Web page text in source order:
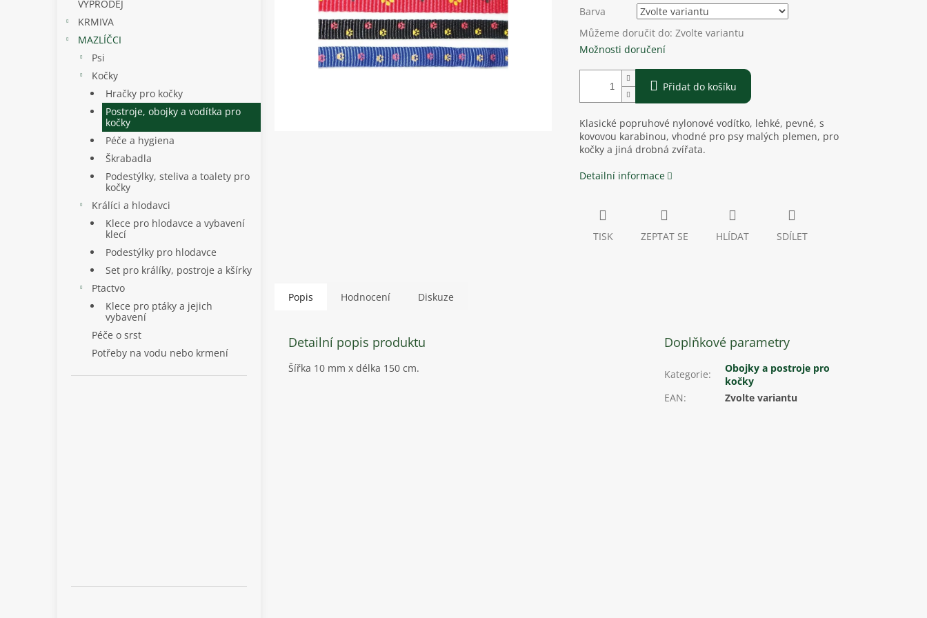
VÝPRODEJ
KRMIVA
MAZLÍČCI
Psi
Kočky
Hračky pro kočky
Postroje, obojky a vodítka pro
kočky
Péče a hygiena
Škrabadla
Podestýlky, steliva a toalety pro
kočky
Králíci a hlodavci
Klece pro hlodavce a vybavení
klecí
Podestýlky pro hlodavce
Set pro králíky, postroje a kšírky
Ptactvo
Klece pro ptáky a jejich
vybavení
Péče o srst
Potřeby na vodu nebo krmení
Barva
Můžeme doručit do: Zvolte variantu
Možnosti doručení
Přidat do košíku
Klasické popruhové nylonové vodítko, lehké, pevné, s
kovovou karabinou, vhodné pro psy malých plemen, pro
kočky a jiná drobná zvířata.
Detailní informace
TISK ZEPTAT SE HLÍDAT SDÍLET
Popis Hodnocení Diskuze
Detailní popis produktu
Šířka 10 mm x délka 150 cm.
Doplňkové parametry
Kategorie:
Obojky a postroje pro
kočky
EAN: Zvolte variantu